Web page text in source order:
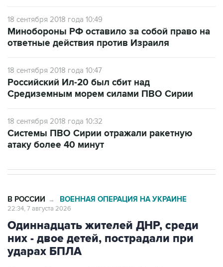
18 сентября 2018 года 10:49
Минобороны РФ оставило за собой право на
ответные действия против Израиля
18 сентября 2018 года 10:47
Российский Ил-20 был сбит над
Средиземным морем силами ПВО Сирии
18 сентября 2018 года 10:32
Системы ПВО Сирии отражали ракетную
атаку более 40 минут
В РОССИИ → ВОЕННАЯ ОПЕРАЦИЯ НА УКРАИНЕ
22:34, 7 августа 2026
Одиннадцать жителей ДНР, среди
них - двое детей, пострадали при
ударах БПЛА